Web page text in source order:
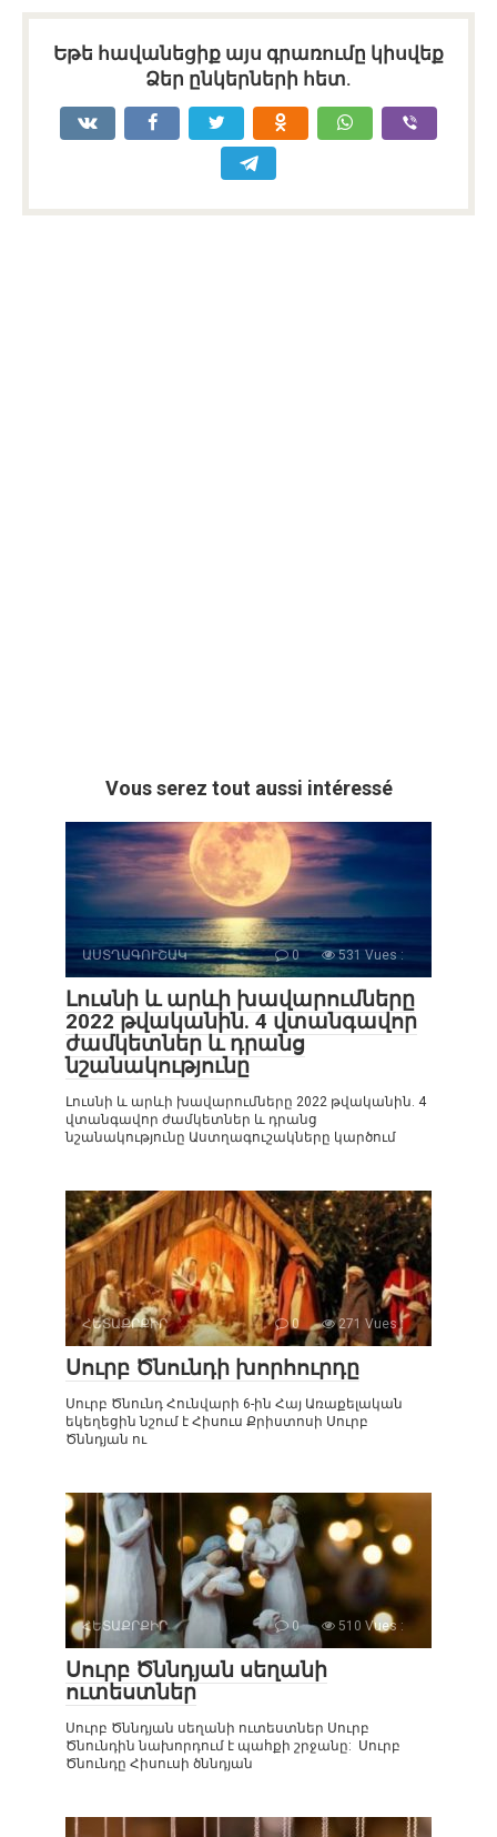
Եթե հավանեցիք այս գրառումը կիսվեք
Ձեր ընկերների հետ.
Vous serez tout aussi intéressé
ԱՍՏՂԱԳՈՒՇԱԿ 0 531 Vues :
Լուսնի և արևի խավարումները
2022 թվականին. 4 վտանգավոր
ժամկետներ և դրանց
նշանակությունը
Լուսնի և արևի խավարումները 2022 թվականին. 4
վտանգավոր ժամկետներ և դրանց
նշանակությունը Աստղագուշակները կարծում
ՀԵՏԱՔՐՔԻՐ 0 271 Vues :
Սուրբ Ծնունդի խորհուրդը
Սուրբ Ծնունդ Հունվարի 6-ին Հայ Առաքելական
եկեղեցին նշում է Հիսուս Քրիստոսի Սուրբ
Ծննդյան ու
ՀԵՏԱՔՐՔԻՐ 0 510 Vues :
Սուրբ Ծննդյան սեղանի
ուտեստներ
Սուրբ Ծննդյան սեղանի ուտեստներ Սուրբ
Ծնունդին նախորդում է պահքի շրջանը: Սուրբ
Ծնունդը Հիսուսի ծննդյան